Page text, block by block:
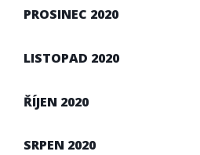
PROSINEC 2020
LISTOPAD 2020
ŘÍJEN 2020
SRPEN 2020